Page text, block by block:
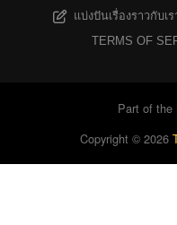
แบ่งปันเรื่องราวกับเร
TERMS OF
Part of the
Copyright ©2026